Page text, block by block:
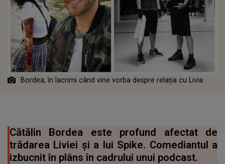
Bordea, în lacrimi când vine vorba despre relația cu Livia
Cătălin Bordea este profund afectat de
trădarea Liviei și a lui Spike. Comediantul a
izbucnit în plâns în cadrului unui podcast.